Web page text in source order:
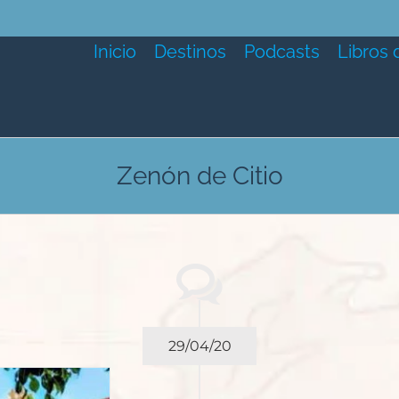
Inicio Destinos Podcasts Libros
Zenón de Citio
29/04/20